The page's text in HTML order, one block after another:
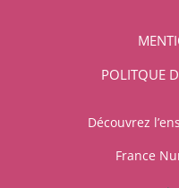
POLITQUE
Découvrez
France